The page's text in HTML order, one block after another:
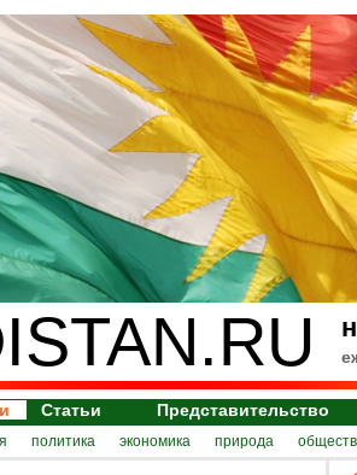
Статьи Представительство
политика экономика природа